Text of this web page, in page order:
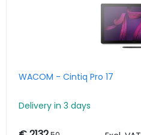
WACOM - Cintiq Pro 17
Delivery in 3 days